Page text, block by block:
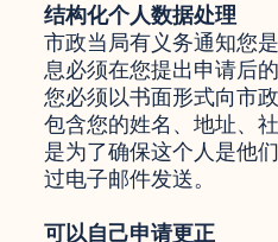
结构化个人数据处理
市政当局有义务通知您
息必须在您提出申请后
您必须以书面形式向市
包含您的姓名、地址、
是为了确保这个人是他
过电子邮件发送。
可以自己申请更正